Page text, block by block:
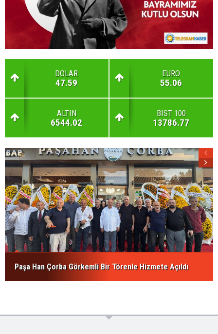
DOLAR
47.59
EURO
55.06
ALTIN
6544.02
BIST 100
13786.77
Paşa Han Çorba Görkemli Bir Törenle Hizmete Açıldı